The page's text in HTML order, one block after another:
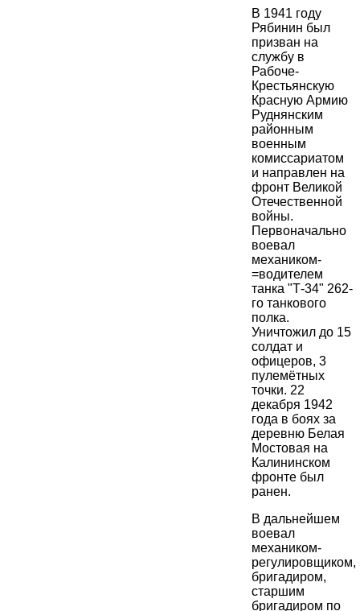
В 1941 году
Рябинин был
призван на
службу в
Рабоче-
Крестьянскую
Красную Армию
Руднянским
районным
военным
комиссариатом
и направлен на
фронт Великой
Отечественной
войны.
Первоначально
воевал
механиком-
=водителем
танка "Т-34" 262-
го танкового
полка.
Уничтожил до 15
солдат и
офицеров, 3
пулемётных
точки. 22
декабря 1942
года в боях за
деревню Белая
Мостовая на
Калининском
фронте был
ранен.
В дальнейшем
воевал
механиком-
регулировщиком,
бригадиром,
старшим
бригадиром по